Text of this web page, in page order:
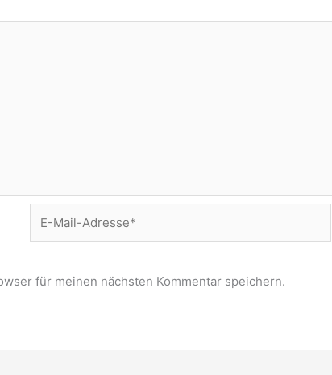
Mail-
für meinen nächsten Kommentar speichern.